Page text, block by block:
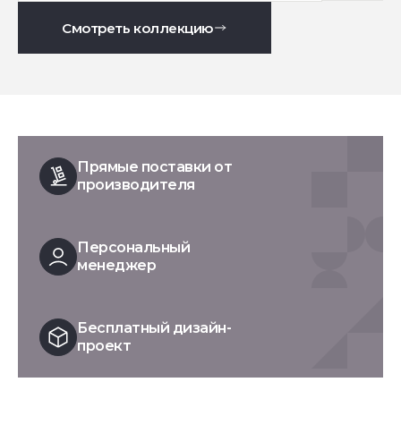
Смотреть коллекцию
Прямые поставки от
производителя
Персональный
менеджер
Бесплатный дизайн-
проект